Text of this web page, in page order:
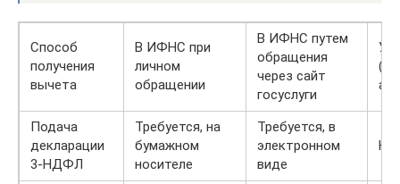
Способ
получения
вычета
В ИФНС при
личном
обращении
В ИФНС путем
обращения
через сайт
госуслуги
У
Подача
декларации
3-НДФЛ
Требуется, на
бумажном
носителе
Требуется, в
электронном
виде
На